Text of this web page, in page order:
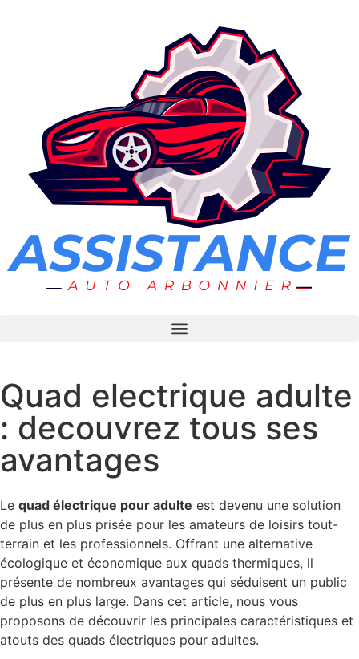
Quad electrique adulte
: decouvrez tous ses
avantages
Le quad électrique pour adulte est devenu une solution
de plus en plus prisée pour les amateurs de loisirs tout-
terrain et les professionnels. Offrant une alternative
écologique et économique aux quads thermiques, il
présente de nombreux avantages qui séduisent un public
de plus en plus large. Dans cet article, nous vous
proposons de découvrir les principales caractéristiques et
atouts des quads électriques pour adultes.